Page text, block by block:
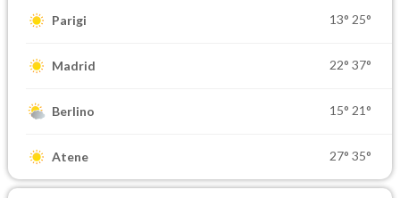
Parigi 13° 25°
Madrid 22° 37°
Berlino 15° 21°
Atene 27° 35°